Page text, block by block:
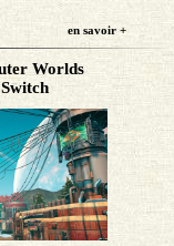
en savoir +
Worlds